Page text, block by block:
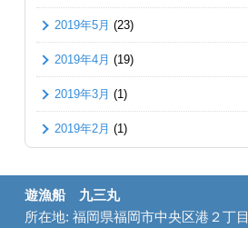
2019年5月 (23)
2019年4月 (19)
2019年3月 (1)
2019年2月 (1)
遊漁船 九三丸
所在地: 福岡県福岡市中央区港２丁目